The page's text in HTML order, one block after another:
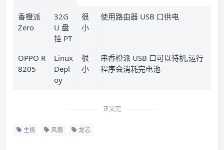
香橙派
Zero
32G
U 盘
挂 PT
很
小
使用路由器 USB 口供电
OPPO R
8205
Linux
Depl
oy
很
小
串香橙派 USB 口可以待机,运行
程序会消耗完电池
正文完
主板 风扇 龙芯